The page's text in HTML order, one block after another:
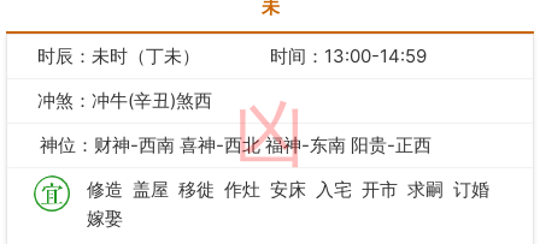
未
凶
时辰：未时（丁未）
时间：13:00-14:59
冲煞：冲牛(辛丑)煞西
神位：财神-西南 喜神-西北 福神-东南 阳贵-正西
修造 盖屋 移徙 作灶 安床 入宅 开市 求嗣 订婚
嫁娶